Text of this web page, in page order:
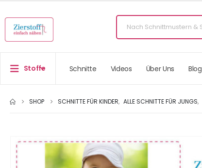
Stoffe Schnitte Videos Über Uns Blog
SHOP SCHNITTE FÜR KINDER, ALLE SCHNITTE FÜR JUNGS,